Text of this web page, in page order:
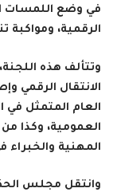
في وضع اللمسات
الرقمية، ومواكبة
وتتألف هذه
الانتقال الرقمي
العام المتمثل
العمومية، وكذا
المهنية والخبراء
وانتقل مجلس